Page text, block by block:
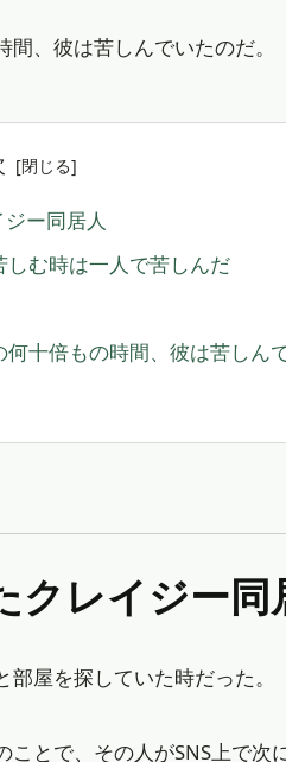
、彼は苦しんでいたのだ。
ー同居人
む時は一人で苦しんだ
十倍もの時間、彼は苦しん
クレイジー同
屋を探していた時だった。
とで、その人がSNS上で次